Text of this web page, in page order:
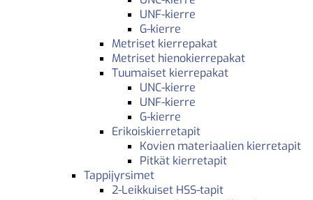
UNF-kierre
G-kierre
Metriset kierrepakat
Metriset hienokierrepakat
Tuumaiset kierrepakat
UNC-kierre
UNF-kierre
G-kierre
Erikoiskierretapit
Kovien materiaalien kierretapit
Pitkät kierretapit
Tappijyrsimet
2-Leikkuiset HSS-tapit